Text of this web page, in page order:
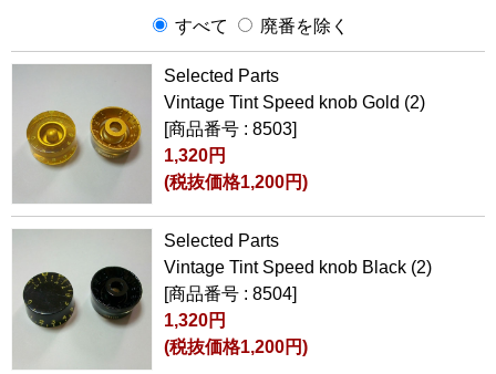
すべて 廃番を除く
Selected Parts
Vintage Tint Speed knob Gold (2)
[商品番号 : 8503]
1,320円
(税抜価格1,200円)
Selected Parts
Vintage Tint Speed knob Black (2)
[商品番号 : 8504]
1,320円
(税抜価格1,200円)